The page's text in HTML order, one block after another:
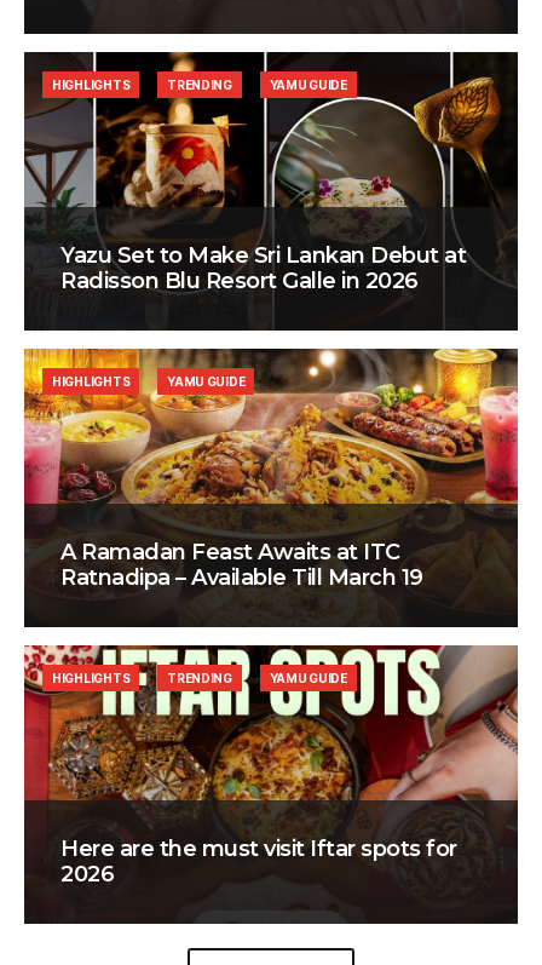
Yazu Set to Make Sri Lankan Debut at
Radisson Blu Resort Galle in 2026
HIGHLIGHTS TRENDING YAMU GUIDE
A Ramadan Feast Awaits at ITC
Ratnadipa – Available Till March 19
HIGHLIGHTS YAMU GUIDE
Here are the must visit Iftar spots for
2026
HIGHLIGHTS TRENDING YAMU GUIDE